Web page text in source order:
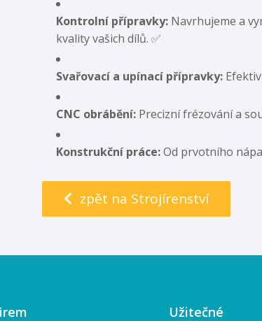
Kontrolní přípravky: Navrhujeme a
kvality vašich dílů. ✅
Svařovací a upínací přípravky:
CNC obrábění: Precizní frézování a
Konstrukční práce:Od prvotního
zpět na Strojírenství
Užitečné